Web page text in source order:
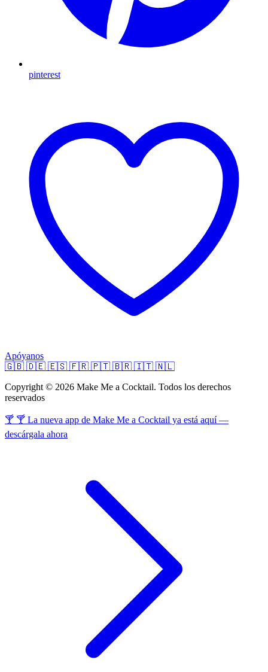
pinterest
Apóyanos
🇬🇧 🇩🇪 🇪🇸 🇫🇷 🇵🇹 🇧🇷 🇮🇹 🇳🇱
Copyright © 2026 Make Me a Cocktail. Todos los derechos
reservados
🍸 🍸 La nueva app de Make Me a Cocktail ya está aquí —
descárgala ahora